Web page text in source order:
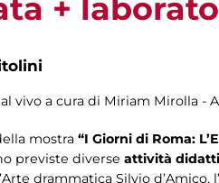
+
vivo a cura di Miriam Mirolla -
mostra “I Giorni di Roma:
previste diverse attività
drammatica Silvio